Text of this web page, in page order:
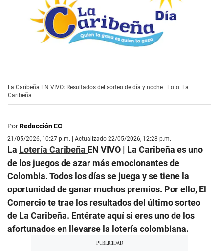
La Caribeña EN VIVO: Resultados del sorteo de día y noche | Foto: La
Caribeña
PorRedacción EC
21/05/2026, 10:27 p.m. | Actualizado 22/05/2026, 12:28 p.m.
La Lotería Caribeña EN VIVO | La Caribeña es uno
de los juegos de azar más emocionantes de
Colombia. Todos los días se juega y se tiene la
oportunidad de ganar muchos premios. Por ello, El
Comercio te trae los resultados del último sorteo
de La Caribeña. Entérate aquí si eres uno de los
afortunados en llevarse la lotería colombiana.